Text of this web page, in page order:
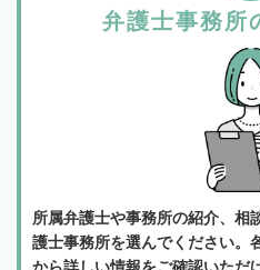
弁護士事務所
所属弁護士や事務所の紹介、相
護士事務所を選んでください。